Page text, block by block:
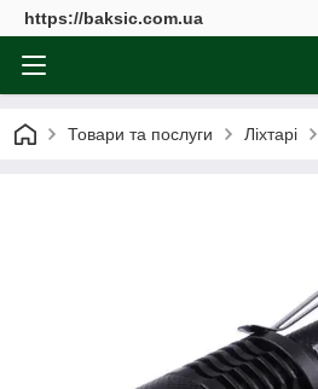
https://baksic.com.ua
Товари та послуги Ліхтарі